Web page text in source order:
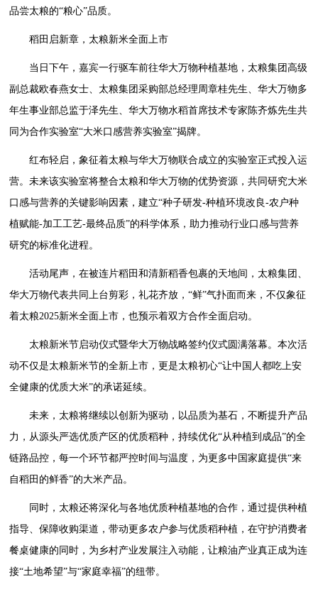
品尝太粮的“粮心”品质。
稻田启新章，太粮新米全面上市
当日下午，嘉宾一行驱车前往华大万物种植基地，太粮集团高级
副总裁欧春燕女士、太粮集团采购部总经理周章桂先生、华大万物多
年生事业部总监于泽先生、华大万物水稻首席技术专家陈齐炼先生共
同为合作实验室“大米口感营养实验室”揭牌。
红布轻启，象征着太粮与华大万物联合成立的实验室正式投入运
营。未来该实验室将整合太粮和华大万物的优势资源，共同研究大米
口感与营养的关键影响因素，建立“种子研发-种植环境改良-农户种
植赋能-加工工艺-最终品质”的科学体系，助力推动行业口感与营养
研究的标准化进程。
活动尾声，在被连片稻田和清新稻香包裹的天地间，太粮集团、
华大万物代表共同上台剪彩，礼花齐放，“鲜”气扑面而来，不仅象征
着太粮2025新米全面上市，也预示着双方合作全面启动。
太粮新米节启动仪式暨华大万物战略签约仪式圆满落幕。本次活
动不仅是太粮新米节的全新上市，更是太粮初心“让中国人都吃上安
全健康的优质大米”的承诺延续。
未来，太粮将继续以创新为驱动，以品质为基石，不断提升产品
力，从源头严选优质产区的优质稻种，持续优化“从种植到成品”的全
链路品控，每一个环节都严控时间与温度，为更多中国家庭提供“来
自稻田的鲜香”的大米产品。
同时，太粮还将深化与各地优质种植基地的合作，通过提供种植
指导、保障收购渠道，带动更多农户参与优质稻种植，在守护消费者
餐桌健康的同时，为乡村产业发展注入动能，让粮油产业真正成为连
接“土地希望”与“家庭幸福”的纽带。